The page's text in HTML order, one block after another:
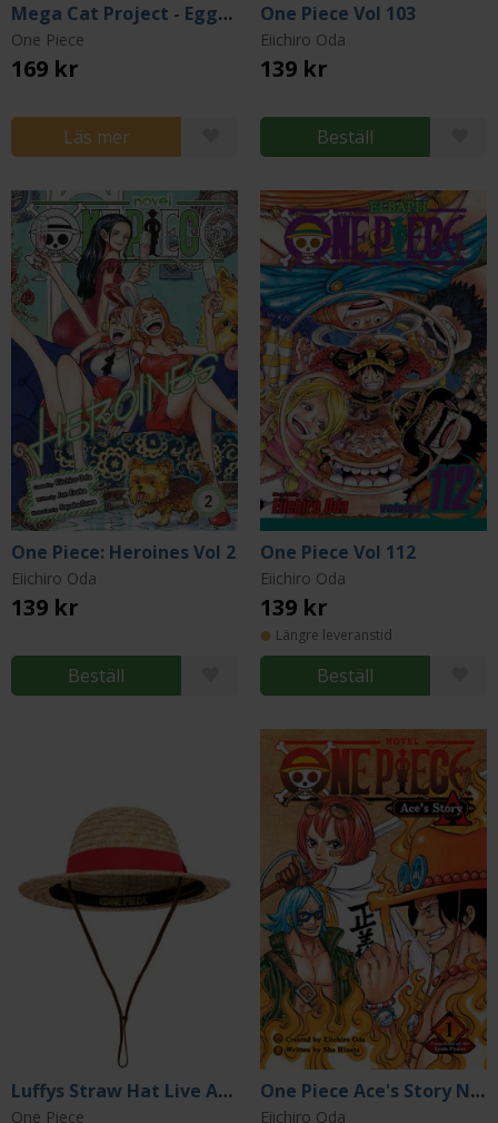
Mega Cat Project - Egghead NyanPieceNyan! (Blind Pack)
One Piece
169 kr
Läs mer
One Piece Vol 103
Eiichiro Oda
139 kr
Beställ
One Piece: Heroines Vol 2
Eiichiro Oda
139 kr
Beställ
One Piece Vol 112
Eiichiro Oda
139 kr
Längre leveranstid
Beställ
Luffys Straw Hat Live Action Model
One Piece
One Piece Ace's Story Novel 1
Eiichiro Oda